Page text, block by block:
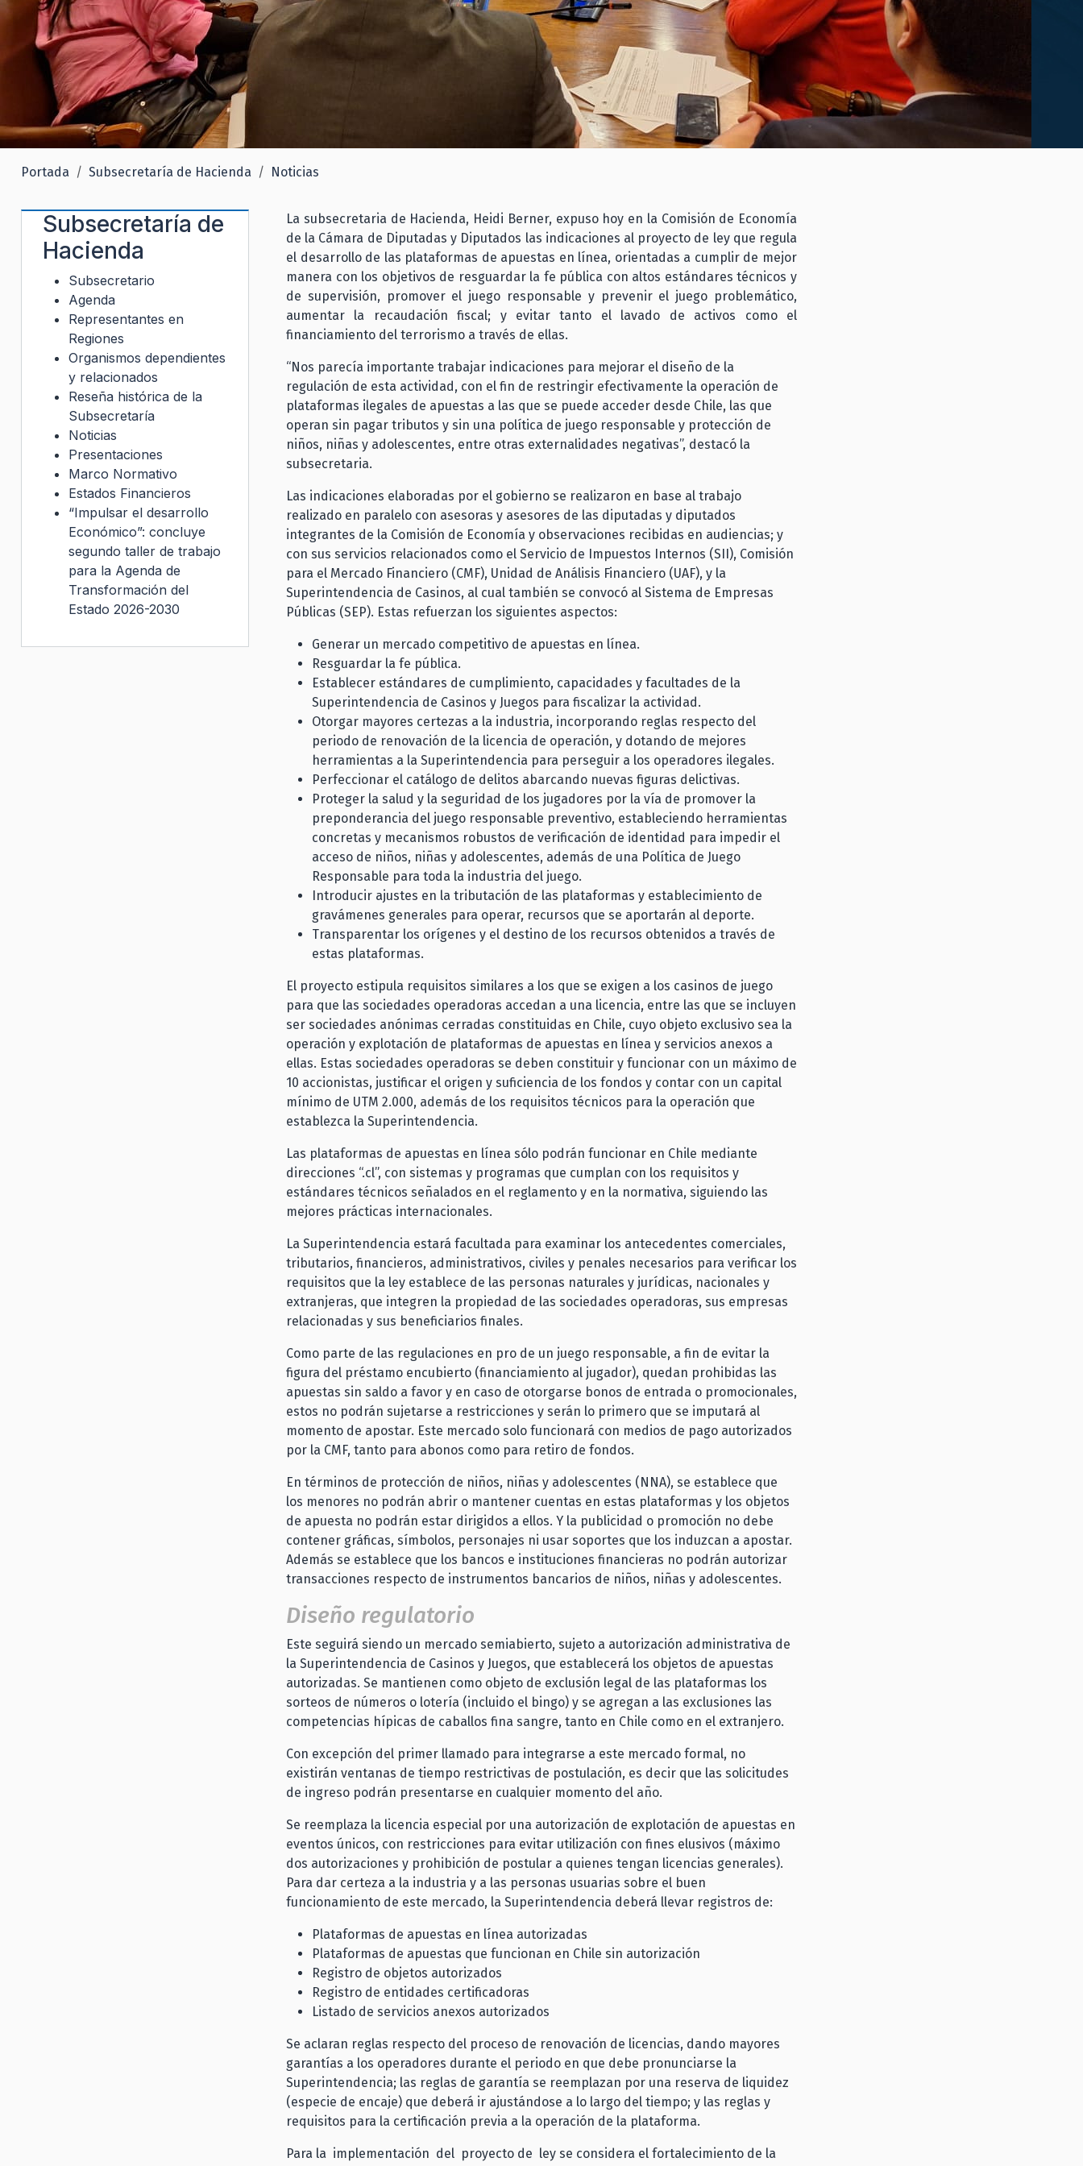
Portada Subsecretaría de Hacienda Noticias
La subsecretaria de Hacienda, Heidi Berner, expuso hoy en la Comisión de Economía
de la Cámara de Diputadas y Diputados las indicaciones al proyecto de ley que regula
el desarrollo de las plataformas de apuestas en línea, orientadas a cumplir de mejor
manera con los objetivos de resguardar la fe pública con altos estándares técnicos y
de supervisión, promover el juego responsable y prevenir el juego problemático,
aumentar la recaudación fiscal; y evitar tanto el lavado de activos como el
financiamiento del terrorismo a través de ellas.
“Nos parecía importante trabajar indicaciones para mejorar el diseño de la
regulación de esta actividad, con el fin de restringir efectivamente la operación de
plataformas ilegales de apuestas a las que se puede acceder desde Chile, las que
operan sin pagar tributos y sin una política de juego responsable y protección de
niños, niñas y adolescentes, entre otras externalidades negativas”, destacó la
subsecretaria.
Las indicaciones elaboradas por el gobierno se realizaron en base al trabajo
realizado en paralelo con asesoras y asesores de las diputadas y diputados
integrantes de la Comisión de Economía y observaciones recibidas en audiencias; y
con sus servicios relacionados como el Servicio de Impuestos Internos (SII), Comisión
para el Mercado Financiero (CMF), Unidad de Análisis Financiero (UAF), y la
Superintendencia de Casinos, al cual también se convocó al Sistema de Empresas
Públicas (SEP). Estas refuerzan los siguientes aspectos:
Generar un mercado competitivo de apuestas en línea.
Resguardar la fe pública.
Establecer estándares de cumplimiento, capacidades y facultades de la
Superintendencia de Casinos y Juegos para fiscalizar la actividad.
Otorgar mayores certezas a la industria, incorporando reglas respecto del
periodo de renovación de la licencia de operación, y dotando de mejores
herramientas a la Superintendencia para perseguir a los operadores ilegales.
Perfeccionar el catálogo de delitos abarcando nuevas figuras delictivas.
Proteger la salud y la seguridad de los jugadores por la vía de promover la
preponderancia del juego responsable preventivo, estableciendo herramientas
concretas y mecanismos robustos de verificación de identidad para impedir el
acceso de niños, niñas y adolescentes, además de una Política de Juego
Responsable para toda la industria del juego.
Introducir ajustes en la tributación de las plataformas y establecimiento de
gravámenes generales para operar, recursos que se aportarán al deporte.
Transparentar los orígenes y el destino de los recursos obtenidos a través de
estas plataformas.
El proyecto estipula requisitos similares a los que se exigen a los casinos de juego
para que las sociedades operadoras accedan a una licencia, entre las que se incluyen
ser sociedades anónimas cerradas constituidas en Chile, cuyo objeto exclusivo sea la
operación y explotación de plataformas de apuestas en línea y servicios anexos a
ellas. Estas sociedades operadoras se deben constituir y funcionar con un máximo de
10 accionistas, justificar el origen y suficiencia de los fondos y contar con un capital
mínimo de UTM 2.000, además de los requisitos técnicos para la operación que
establezca la Superintendencia.
Las plataformas de apuestas en línea sólo podrán funcionar en Chile mediante
direcciones “.cl”, con sistemas y programas que cumplan con los requisitos y
estándares técnicos señalados en el reglamento y en la normativa, siguiendo las
mejores prácticas internacionales.
La Superintendencia estará facultada para examinar los antecedentes comerciales,
tributarios, financieros, administrativos, civiles y penales necesarios para verificar los
requisitos que la ley establece de las personas naturales y jurídicas, nacionales y
extranjeras, que integren la propiedad de las sociedades operadoras, sus empresas
relacionadas y sus beneficiarios finales.
Como parte de las regulaciones en pro de un juego responsable, a fin de evitar la
figura del préstamo encubierto (financiamiento al jugador), quedan prohibidas las
apuestas sin saldo a favor y en caso de otorgarse bonos de entrada o promocionales,
estos no podrán sujetarse a restricciones y serán lo primero que se imputará al
momento de apostar. Este mercado solo funcionará con medios de pago autorizados
por la CMF, tanto para abonos como para retiro de fondos.
En términos de protección de niños, niñas y adolescentes (NNA), se establece que
los menores no podrán abrir o mantener cuentas en estas plataformas y los objetos
de apuesta no podrán estar dirigidos a ellos. Y la publicidad o promoción no debe
contener gráficas, símbolos, personajes ni usar soportes que los induzcan a apostar.
Además se establece que los bancos e instituciones financieras no podrán autorizar
transacciones respecto de instrumentos bancarios de niños, niñas y adolescentes.
Diseño regulatorio
Este seguirá siendo un mercado semiabierto, sujeto a autorización administrativa de
la Superintendencia de Casinos y Juegos, que establecerá los objetos de apuestas
autorizadas. Se mantienen como objeto de exclusión legal de las plataformas los
sorteos de números o lotería (incluido el bingo) y se agregan a las exclusiones las
competencias hípicas de caballos fina sangre, tanto en Chile como en el extranjero.
Con excepción del primer llamado para integrarse a este mercado formal, no
existirán ventanas de tiempo restrictivas de postulación, es decir que las solicitudes
de ingreso podrán presentarse en cualquier momento del año.
Se reemplaza la licencia especial por una autorización de explotación de apuestas en
eventos únicos, con restricciones para evitar utilización con fines elusivos (máximo
dos autorizaciones y prohibición de postular a quienes tengan licencias generales).
Para dar certeza a la industria y a las personas usuarias sobre el buen
funcionamiento de este mercado, la Superintendencia deberá llevar registros de:
Plataformas de apuestas en línea autorizadas
Plataformas de apuestas que funcionan en Chile sin autorización
Registro de objetos autorizados
Registro de entidades certificadoras
Listado de servicios anexos autorizados
Se aclaran reglas respecto del proceso de renovación de licencias, dando mayores
garantías a los operadores durante el periodo en que debe pronunciarse la
Superintendencia; las reglas de garantía se reemplazan por una reserva de liquidez
(especie de encaje) que deberá ir ajustándose a lo largo del tiempo; y las reglas y
requisitos para la certificación previa a la operación de la plataforma.
Para la implementación del proyecto de ley se considera el fortalecimiento de la
Subsecretaría de
Hacienda
Subsecretario
Agenda
Representantes en
Regiones
Organismos dependientes
y relacionados
Reseña histórica de la
Subsecretaría
Noticias
Presentaciones
Marco Normativo
Estados Financieros
“Impulsar el desarrollo
Económico”: concluye
segundo taller de trabajo
para la Agenda de
Transformación del
Estado 2026-2030